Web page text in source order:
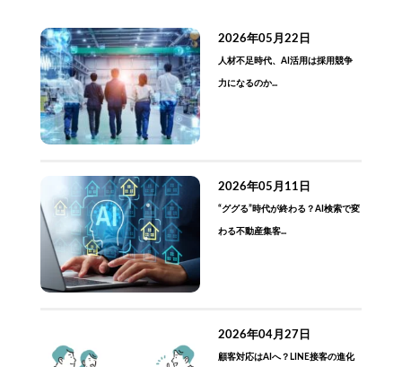
2026年05月22日
人材不足時代、AI活用は採用競争
力になるのか...
2026年05月11日
“ググる”時代が終わる？AI検索で変
わる不動産集客...
2026年04月27日
顧客対応はAIへ？LINE接客の進化